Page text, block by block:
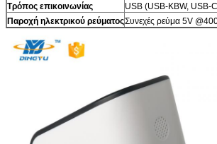
Τρόπος επικοινωνίας
USB (USB-KBW, USB-
Παροχή ηλεκτρικού ρεύματοςΣυνεχές ρεύμα 5V